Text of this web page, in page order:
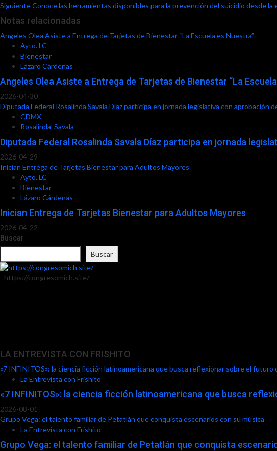
navigation
SiguienteConoce las herramientas disponibles para la prevención del suicidio desde la
Notas relacionadas
Angeles Olea Asiste a Entrega de Tarjetas de Bienestar “La Escuela es Nuestra”
Ayto. LC
Bienestar
Lázaro Cárdenas
Angeles Olea Asiste a Entrega de Tarjetas de Bienestar “La
2026-04-30
Diputada Federal Rosalinda Savala Díaz participa en jornada legislativa con aprobación
CDMX
Rosalinda_Savala
Diputada Federal Rosalinda Savala Díaz participa en jornada
2026-04-29
Inician Entrega de Tarjetas Bienestar para Adultos Mayores
Ayto. LC
Bienestar
Lázaro Cárdenas
Inician Entrega de Tarjetas Bienestar para Adultos Mayores
2026-04-22
Buscar
Buscar
https://congresomich.site/
LA ENTREVISTA CON FRISHITO
«7 INFINITOS»: la ciencia ficción latinoamericana que busca reflexionar sobre el futuro
La Entrevista con Frishito
«7 INFINITOS»: la ciencia ficción latinoamericana que busca
2026-08-01
Grupo Vega: el talento familiar de Petatlán que conquista escenarios con su música
La Entrevista con Frishito
Grupo Vega: el talento familiar de Petatlán que conquista